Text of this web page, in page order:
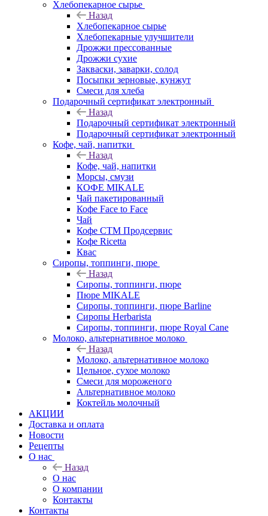
Хлебопекарное сырье
Назад
Хлебопекарное сырье
Хлебопекарные улучшители
Дрожжи прессованные
Дрожжи сухие
Закваски, заварки, солод
Посыпки зерновые, кунжут
Смеси для хлеба
Подарочный сертификат электронный
Назад
Подарочный сертификат электронный
Подарочный сертификат электронный
Кофе, чай, напитки
Назад
Кофе, чай, напитки
Морсы, смузи
КОФЕ MIKALE
Чай пакетированный
Кофе Face to Face
Чай
Кофе СТМ Продсервис
Кофе Ricetta
Квас
Сиропы, топпинги, пюре
Назад
Сиропы, топпинги, пюре
Пюре MIKALE
Сиропы, топпинги, пюре Barline
Сиропы Herbarista
Сиропы, топпинги, пюре Royal Cane
Молоко, альтернативное молоко
Назад
Молоко, альтернативное молоко
Цельное, сухое молоко
Смеси для мороженого
Альтернативное молоко
Коктейль молочный
АКЦИИ
Доставка и оплата
Новости
Рецепты
О нас
Назад
О нас
О компании
Контакты
Контакты